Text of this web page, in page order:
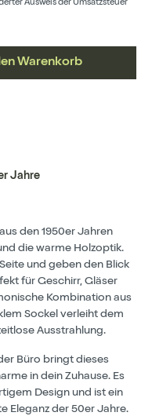
Ausweis der Umsatzsteuer
Warenkorb
Jahre
den 1950er Jahren
die warme Holzoptik.
und geben den Blick
für Geschirr, Gläser
Kombination aus
Sockel verleiht dem
Ausstrahlung.
Büro bringt dieses
in dein Zuhause. Es
Design und ist ein
Eleganz der 50er Jahre.